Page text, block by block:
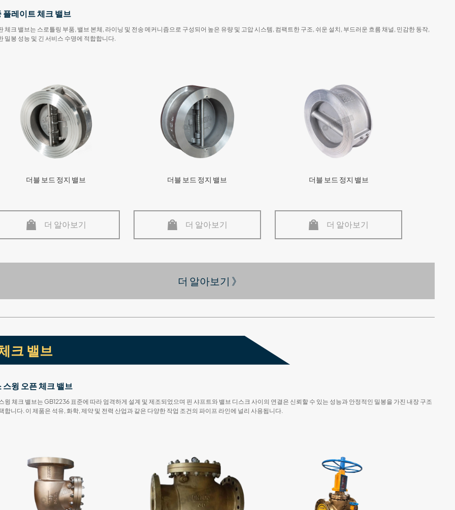
플레이트 체크 밸브
체크 밸브는 스로틀링 부품, 밸브 본체, 라이닝 및 전송 메커니즘으로 구성되어 높은 유량 및 고압 시스템, 컴팩트한 구조, 쉬운 설치, 부드러운 흐름 채널, 민감한 동작,
밀봉 성능 및 긴 서비스 수명에 적합합니다.
더블 보드 정지 밸브
더 알아보기
더블 보드 정지 밸브
더 알아보기
더블 보드 정지 밸브
더 알아보기
더 알아보기 》
크 밸브
스윙 오픈 체크 밸브
윙 체크 밸브는 GB12236 표준에 따라 엄격하게 설계 및 제조되었으며 핀 샤프트와 밸브 디스크 사이의 연결은 신뢰할 수 있는 성능과 안정적인 밀봉을 가진 내장 구조
합니다. 이 제품은 석유, 화학, 제약 및 전력 산업과 같은 다양한 작업 조건의 파이프 라인에 널리 사용됩니다.